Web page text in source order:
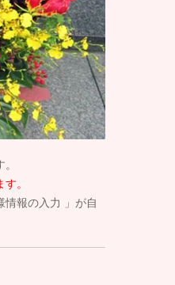
。
情報の入力 」が自